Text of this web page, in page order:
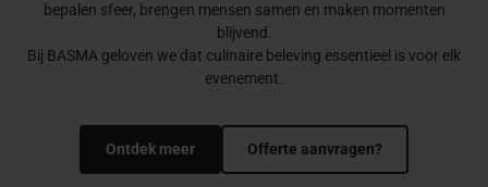
Inspiratie
Contact
bepalen sfeer, brengen mensen samen en maken momenten
blijvend.
Bij BASMA geloven we dat culinaire beleving essentieel is voor elk
evenement.
Ontdek meer Offerte aanvragen?